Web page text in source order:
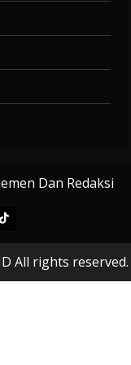
Dan Redaksi
Tiktok
All rights reserved.